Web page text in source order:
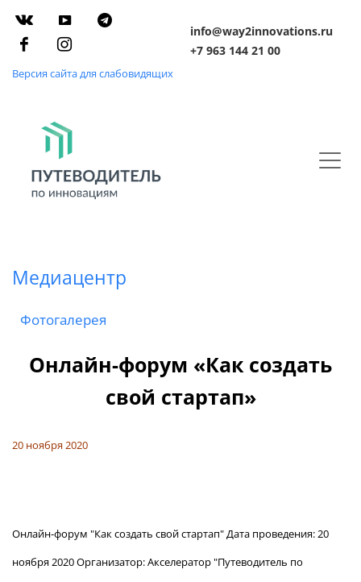
Версия сайта для слабовидящих
info@way2innovations.ru
+7 963 144 21 00
Медиацентр
Фотогалерея
Онлайн-форум «Как создать
свой стартап»
20 ноября 2020
Онлайн-форум "Как создать свой стартап" Дата проведения: 20
ноября 2020 Организатор: Акселератор "Путеводитель по